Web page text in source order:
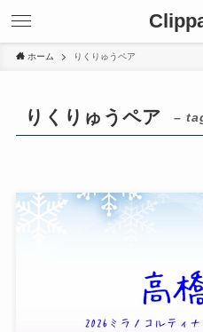
ホーム りくりゅうペア
りくりゅうペア –